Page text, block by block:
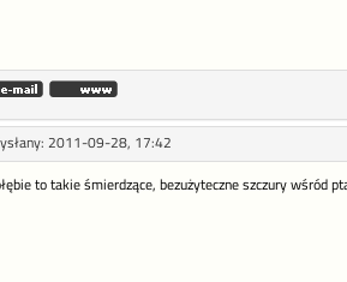
2011-09-28, 17:42
to takie śmierdzące, bezużyteczne szczury wśród